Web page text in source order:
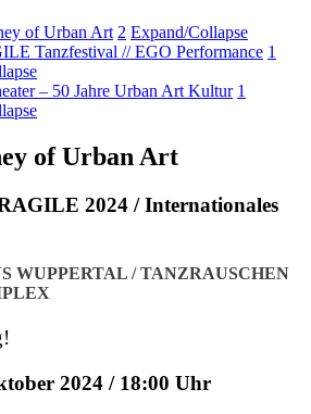
of Urban Art 2 Expand/Collapse
Tanzfestival // EGO Performance 1
– 50 Jahre Urban Art Kultur 1
of Urban Art
2024 / Internationales
WUPPERTAL / TANZRAUSCHEN
2024 / 18:00 Uhr